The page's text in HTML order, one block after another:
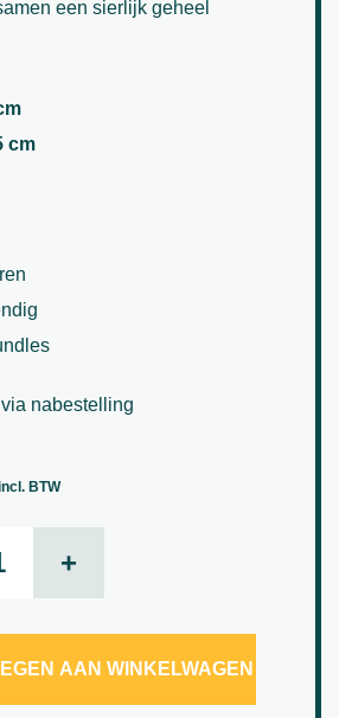
een sierlijk geheel
cm
nabestelling
BTW
+
AAN WINKELWAGEN